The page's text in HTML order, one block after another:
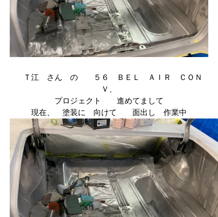
Ｔ江 さん の ５６ ＢＥＬ ＡＩＲ ＣＯＮ
Ｖ、
プロジェクト 進めてまして
現在、 塗装に 向けて 面出し 作業中